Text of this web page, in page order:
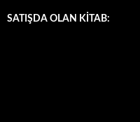
SATIŞDA OLAN KİTAB: